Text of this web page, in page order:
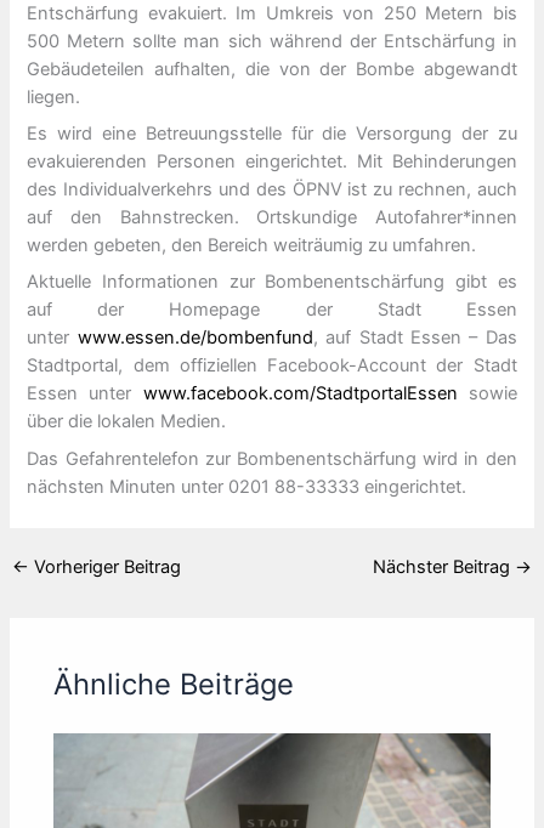
Entschärfung evakuiert. Im Umkreis von 250 Metern bis
500 Metern sollte man sich während der Entschärfung in
Gebäudeteilen aufhalten, die von der Bombe abgewandt
liegen.
Es wird eine Betreuungsstelle für die Versorgung der zu
evakuierenden Personen eingerichtet. Mit Behinderungen
des Individualverkehrs und des ÖPNV ist zu rechnen, auch
auf den Bahnstrecken. Ortskundige Autofahrer*innen
werden gebeten, den Bereich weiträumig zu umfahren.
Aktuelle Informationen zur Bombenentschärfung gibt es
auf der Homepage der Stadt Essen
unter www.essen.de/bombenfund, auf Stadt Essen – Das
Stadtportal, dem offiziellen Facebook-Account der Stadt
Essen unter www.facebook.com/StadtportalEssen sowie
über die lokalen Medien.
Das Gefahrentelefon zur Bombenentschärfung wird in den
nächsten Minuten unter 0201 88-33333 eingerichtet.
← Vorheriger Beitrag Nächster Beitrag →
Ähnliche Beiträge